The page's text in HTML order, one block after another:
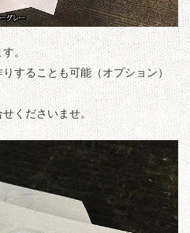
。
することも可能（オプション）
くださいませ。